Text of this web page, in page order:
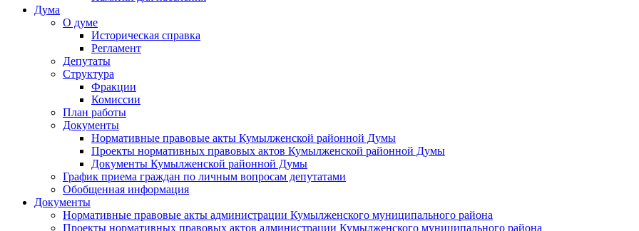
Дума
О думе
Историческая справка
Регламент
Депутаты
Структура
Фракции
Комиссии
План работы
Документы
Нормативные правовые акты Кумылженской районной Думы
Проекты нормативных правовых актов Кумылженской районной Думы
Документы Кумылженской районной Думы
График приема граждан по личным вопросам депутатами
Обобщенная информация
Документы
Нормативные правовые акты администрации Кумылженского муниципального района
Проекты нормативных правовых актов администрации Кумылженского муниципального района